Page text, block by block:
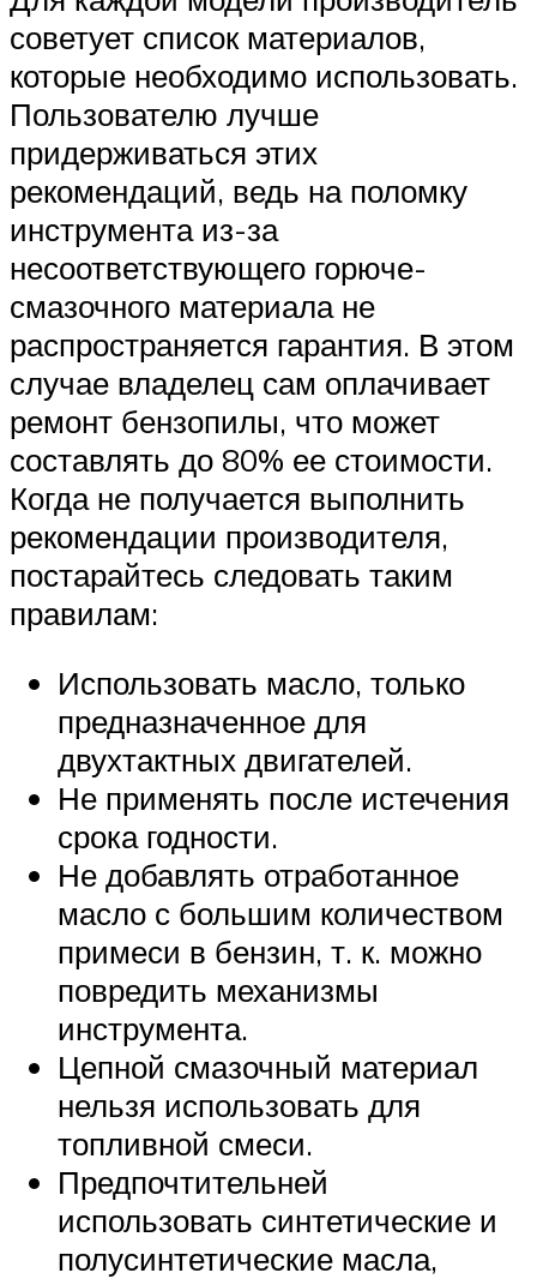
советует список материалов,
которые необходимо использовать.
Пользователю лучше
придерживаться этих
рекомендаций, ведь на поломку
инструмента из-за
несоответствующего горюче-
смазочного материала не
распространяется гарантия. В этом
случае владелец сам оплачивает
ремонт бензопилы, что может
составлять до 80% ее стоимости.
Когда не получается выполнить
рекомендации производителя,
постарайтесь следовать таким
правилам:
Использовать масло, только
предназначенное для
двухтактных двигателей.
Не применять после истечения
срока годности.
Не добавлять отработанное
масло с большим количеством
примеси в бензин, т. к. можно
повредить механизмы
инструмента.
Цепной смазочный материал
нельзя использовать для
топливной смеси.
Предпочтительней
использовать синтетические и
полусинтетические масла,